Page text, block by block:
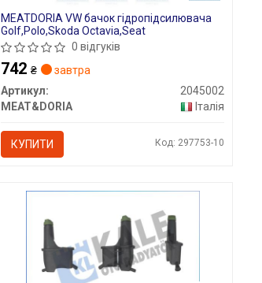
MEATDORIA VW бачок гідропідсилювача
Golf,Polo,Skoda Octavia,Seat
0 відгуків
742₴
завтра
Артикул:
2045002
MEAT&DORIA
Італія
КУПИТИ Код: 297753-10